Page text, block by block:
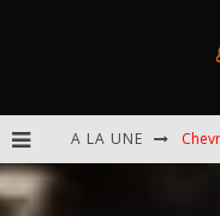
A LA UNE